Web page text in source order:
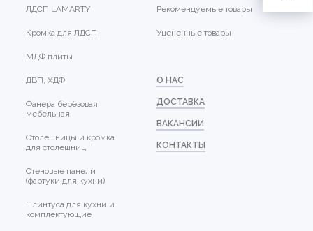
ЛДСП LAMARTY
Кромка для ЛДСП
МДФ плиты
ДВП, ХДФ
Фанера берёзовая
мебельная
Столешницы и кромка
для столешниц
Стеновые панели
(фартуки для кухни)
Плинтуса для кухни и
комплектующие
Рекомендуемые товары
Уцененные товары
О НАС
ДОСТАВКА
ВАКАНСИИ
КОНТАКТЫ